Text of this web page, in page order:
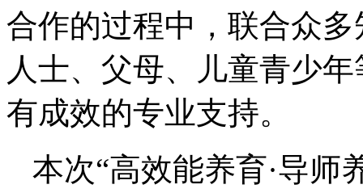
合作的过程中，联合众
人士、父母、儿童青少
有成效的专业支持。
本次“高效能养育·导师